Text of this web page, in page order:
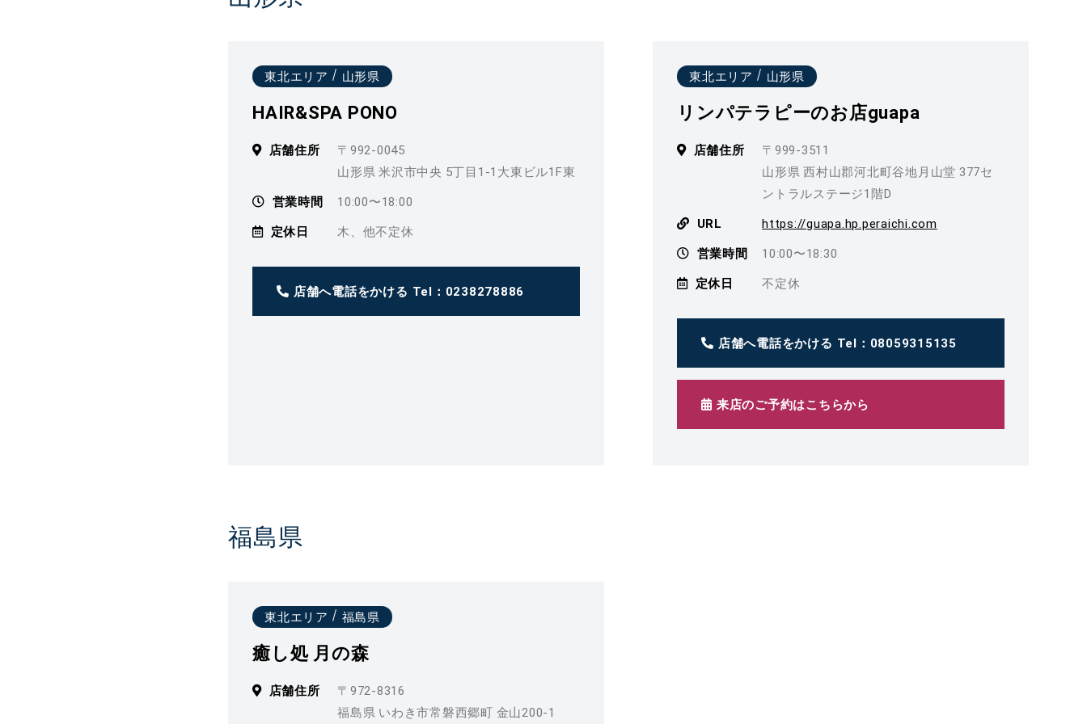
東北エリア 山形県
HAIR&SPA PONO
店舗住所
〒992-0045
山形県 米沢市中央 5丁目1-1大東ビル1F東
営業時間
10:00〜18:00
定休日
木、他不定休
店舗へ電話をかける Tel：0238278886
東北エリア 山形県
リンパテラピーのお店guapa
店舗住所
〒999-3511
山形県 西村山郡河北町谷地月山堂 377セ
ントラルステージ1階D
URL
https://guapa.hp.peraichi.com
営業時間
10:00〜18:30
定休日
不定休
店舗へ電話をかける Tel：08059315135
来店のご予約はこちらから
福島県
東北エリア 福島県
癒し処 月の森
店舗住所
〒972-8316
福島県 いわき市常磐西郷町 金山200-1